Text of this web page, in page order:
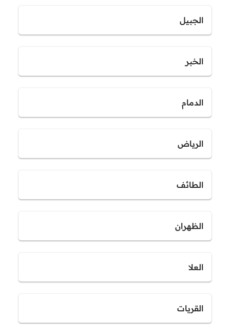
الجبيل
الخبر
الدمام
الرياض
الطائف
الظهران
العلا
القريات